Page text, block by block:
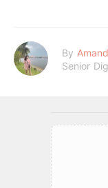
By
Senior
皆收获热烈反响。她
都能掌握最新的资讯